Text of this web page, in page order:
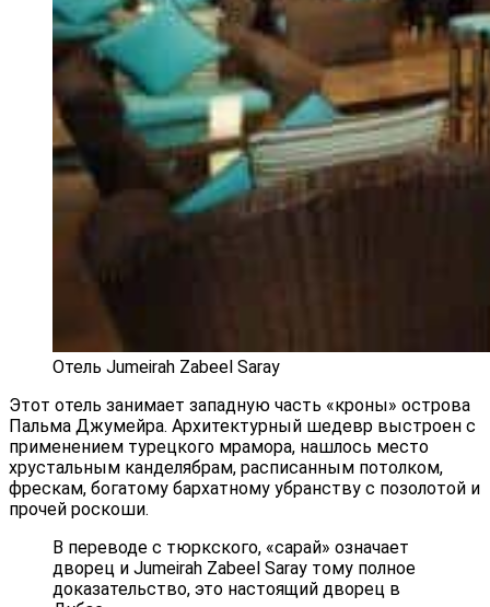
Отель Jumeirah Zabeel Saray
Этот отель занимает западную часть «кроны» острова
Пальма Джумейра. Архитектурный шедевр выстроен с
применением турецкого мрамора, нашлось место
хрустальным канделябрам, расписанным потолком,
фрескам, богатому бархатному убранству с позолотой и
прочей роскоши.
В переводе с тюркского, «сарай» означает
дворец и Jumeirah Zabeel Saray тому полное
доказательство, это настоящий дворец в